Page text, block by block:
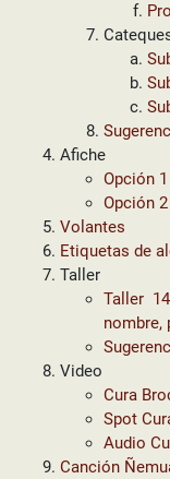
Afiche
Opción 1
Opción 2
Volantes
Etiquetas de
Taller
Taller
nombre,
Video
Cura
Spot
Audio
Canción